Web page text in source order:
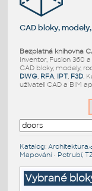
CAD bloky,
Bezplatná knihovna
Inventor, Fusion 360
CAD bloky, modely,
DWG, RFA, IPT, F3D.
uživateli CAD a BIM
Katalog: Architektura/
Mapování• Potrubí,
Vybrané